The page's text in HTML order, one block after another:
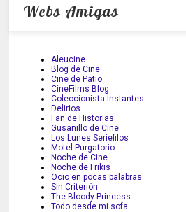
Webs Amigas
Aleucine
Blog de Cine
Cine de Patio
CineFilms Blog
Coleccionista Instantes
Delirios
Fan de Historias
Gusanillo de Cine
Los Lunes Seriefilos
Motel Purgatorio
Noche de Cine
Noche de Frikis
Ocio en pocas palabras
Sin Criterión
The Bloody Princess
Todo desde mi sofa